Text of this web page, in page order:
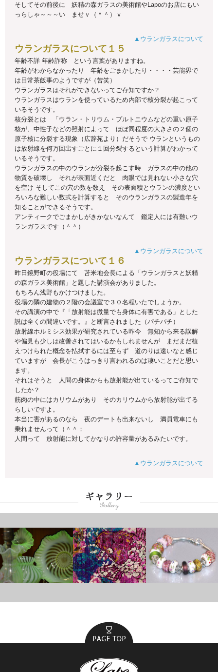
そしてその前後に 妖精の森ガラスの美術館やLapoのお店にもい
っらしゃ～～～い ませｖ（＾＾）ｖ
▲ウランガラスについて
ウランガラスについて１５
年齢不詳 年齢詐称 という言葉がありますね。
年齢がわからなかったり 年齢をごまかしたり・・・・芸能界で
は日常茶飯事のようですが（苦笑）
ウランガラスはそれができないってご存知ですか？
ウランガラスはウランを使っているため内部で核分裂が起こって
いるそうです。
核分裂とは 「ウラン・トリウム・プルトニウムなどの重い原子
核が、中性子などの照射によって ほぼ同程度の大きさの２個の
原子核に分裂する現象（広辞苑より）だそうで ウランというもの
は放射線を何万回出すごとに１回分裂するという計算がわかって
いるそうです。
ウランガラスの中のウランが分裂を起こす時 ガラスの中の他の
物質を破壊し それが表面近くだと 肉眼では見れない小さな穴
を空け そしてこの穴の数を数え その表面積とウランの濃度とい
ろいろな難しい数式を計算すると そのウランガラスの製造年を
知ることができるそうです。
アンティークでごまかしがきかないなんて 鑑定人には有難いウ
ランガラスです（＾＾）
▲ウランガラスについて
ウランガラスについて１６
昨日鏡野町の役場にて 苫米地会長による「ウランガラスと妖精
の森ガラス美術館」と題した講演会がありました。
もちろん浅野もかけつけました。
役場の隣の建物の２階の会議室で３０名程いたでしょうか。
その講演の中で『「放射能は微量でも身体に有害である」とした
説は全くの間違いです。』と断言されました（パチパチ）
放射線ホルミシス効果が研究されている昨今 無知から来る誤解
や偏見も少しは改善されてはいるかもしれませんが まだまだ植
えつけられた概念を払拭するには至らず 道のりは遠いなと感じ
ていますが 会長がこうはっきり言われるのは凄いことだと思い
ます。
それはそうと 人間の身体からも放射能が出ているってご存知で
したか？
筋肉の中にはカリウムがあり そのカリウムから放射能が出てる
らしいですよ。
本当に害があるのなら 夜のデートも出来ないし 満員電車にも
乗れませんって（＾＾；
人間って 放射能に対してかなりの許容量があるみたいです。
▲ウランガラスについて